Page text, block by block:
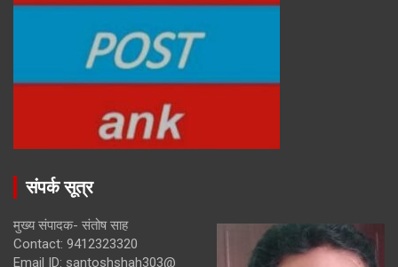
संपर्क सूत्र
मुख्य संपादक- संतोष साह
Contact: 9412323320
Email ID: santoshshah303@